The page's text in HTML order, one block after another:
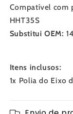
Compatível com
HHT35S
Substitui OEM:
Itens inclusos:
1x Polia do Eixo